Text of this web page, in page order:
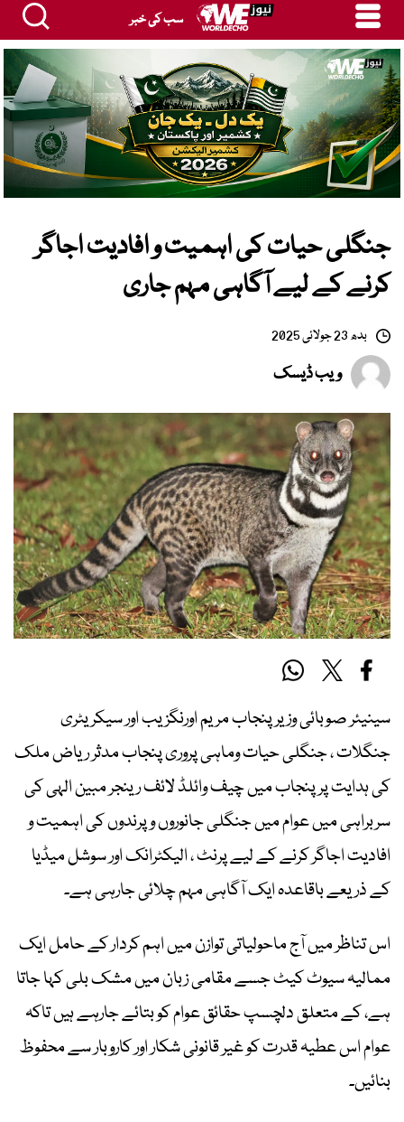
سب کی خبر
جنگلی حیات کی اہمیت و افادیت اجاگر
کرنے کے لیے آگاہی مہم جاری
بدھ 23 جولائی 2025
ویب ڈیسک
سینیئر صوبائی وزیر پنجاب مریم اورنگزیب اور سیکریٹری
جنگلات ، جنگلی حیات وماہی پروری پنجاب مدثر ریاض ملک
کی ہدایت پر پنجاب میں چیف وائلڈ لائف رینجر مبین الہی کی
سربراہی میں عوام میں جنگلی جانوروں و پرندوں کی اہمیت و
افادیت اجاگر کرنے کے لیے پرنٹ ، الیکٹرانک اور سوشل میڈیا
کے ذریعے باقاعدہ ایک آگاہی مہم چلائی جارہی ہے۔
اس تناظر میں آج ماحولیاتی توازن میں اہم کردار کے حامل ایک
ممالیہ سیوٹ کیٹ جسے مقامی زبان میں مشک بلی کہا جاتا
ہے، کے متعلق دلچسپ حقائق عوام کو بتائے جارہے ہیں تاکہ
عوام اس عطیہ قدرت کو غیر قانونی شکار اور کاروبار سے محفوظ
بنائیں۔